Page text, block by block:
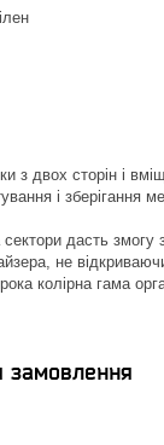
з двох сторін і
і зберігання
дасть змогу
не
колірна гама
замовлення